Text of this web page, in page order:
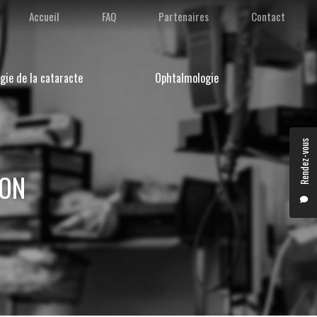
Rendez-vous
Accueil FAQ Partenaires Contact
de la cataracte Ophtalmologie